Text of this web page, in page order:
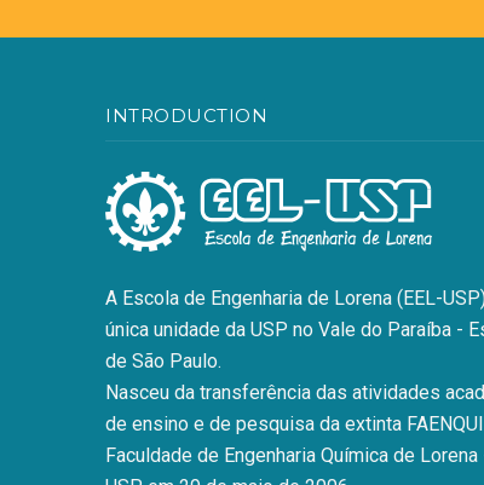
INTRODUCTION
A Escola de Engenharia de Lorena (EEL-
única unidade da USP no Vale do Paraíba -
de São Paulo.
Nasceu da transferência das atividades
de ensino e de pesquisa da extinta
Faculdade de Engenharia Química de Lorena